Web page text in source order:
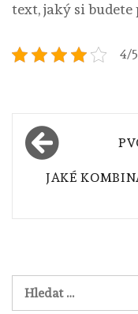
text, jaký si budete
4/
Navigace
pro
příspěvek
JAKÉ
Vyhledávání